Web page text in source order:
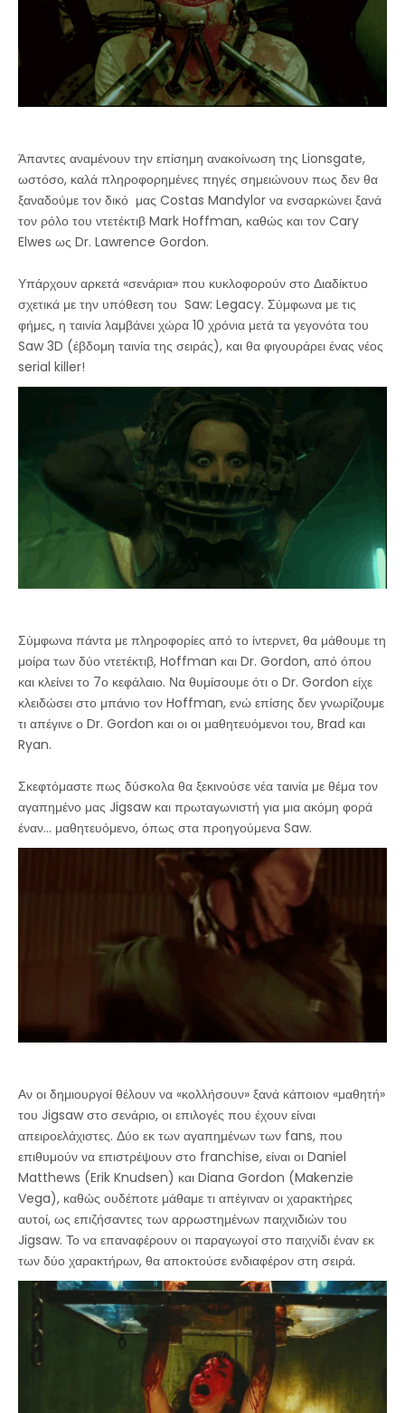
Άπαντες αναμένουν την επίσημη ανακοίνωση της Lionsgate,
ωστόσο, καλά πληροφορημένες πηγές σημειώνουν πως δεν θα
ξαναδούμε τον δικό μας Costas Mandylor να ενσαρκώνει ξανά
τον ρόλο του ντετέκτιβ Mark Hoffman, καθώς και τον Cary
Elwes ως Dr. Lawrence Gordon.
Υπάρχουν αρκετά «σενάρια» που κυκλοφορούν στο Διαδίκτυο
σχετικά με την υπόθεση του Saw: Legacy. Σύμφωνα με τις
φήμες, η ταινία λαμβάνει χώρα 10 χρόνια μετά τα γεγονότα του
Saw 3D (έβδομη ταινία της σειράς), και θα φιγουράρει ένας νέος
serial killer!
Σύμφωνα πάντα με πληροφορίες από το ίντερνετ, θα μάθουμε τη
μοίρα των δύο ντετέκτιβ, Hoffman και Dr. Gordon, από όπου
και κλείνει το 7ο κεφάλαιο. Να θυμίσουμε ότι ο Dr. Gordon είχε
κλειδώσει στο μπάνιο τον Hoffman, ενώ επίσης δεν γνωρίζουμε
τι απέγινε ο Dr. Gordon και οι οι μαθητευόμενοι του, Brad και
Ryan.
Σκεφτόμαστε πως δύσκολα θα ξεκινούσε νέα ταινία με θέμα τον
αγαπημένο μας Jigsaw και πρωταγωνιστή για μια ακόμη φορά
έναν... μαθητευόμενο, όπως στα προηγούμενα Saw.
Αν οι δημιουργοί θέλουν να «κολλήσουν» ξανά κάποιον «μαθητή»
του Jigsaw στο σενάριο, οι επιλογές που έχουν είναι
απειροελάχιστες. Δύο εκ των αγαπημένων των fans, που
επιθυμούν να επιστρέψουν στο franchise, είναι οι Daniel
Matthews (Erik Knudsen) και Diana Gordon (Makenzie
Vega), καθώς ουδέποτε μάθαμε τι απέγιναν οι χαρακτήρες
αυτοί, ως επιζήσαντες των αρρωστημένων παιχνιδιών του
Jigsaw. Το να επαναφέρουν οι παραγωγοί στο παιχνίδι έναν εκ
των δύο χαρακτήρων, θα αποκτούσε ενδιαφέρον στη σειρά.